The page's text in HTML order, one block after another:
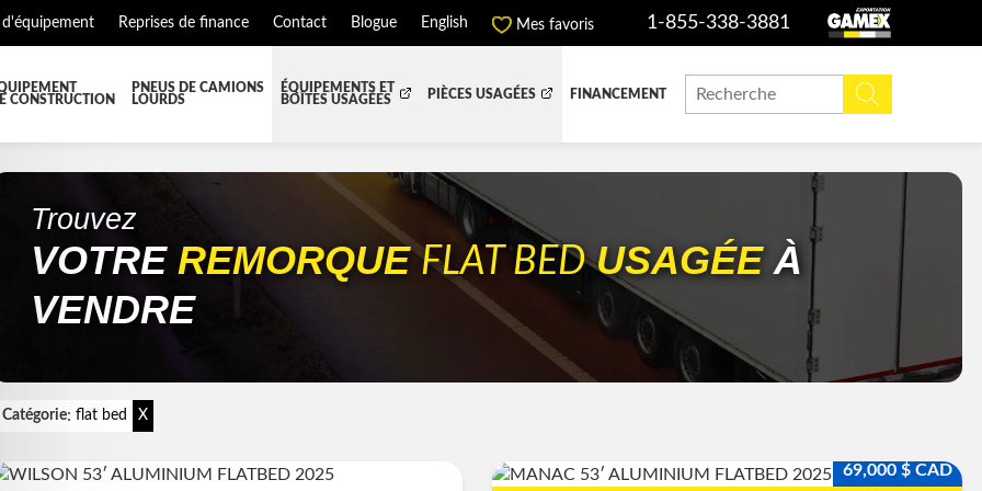
d'équipement Reprises de finance Contact Blogue English Mes favoris 1-855-338-3881
CONSTRUCTION
PNEUS DE CAMIONS
LOURDS
ÉQUIPEMENTS ET
BOÎTES USAGÉES
MACHINERIE ET AGRICOLE
ÉQUIPEMENT À NEIGE
PIÈCES USAGÉES
ET PIÈCES DE CABINE
HIAB-AND-BOOM
DE CABINE RADIATEUR ET PIÈCES DE RADIATEURS
REMORQUE SYSTÈME POST-TRAITEMENT (DEF/DPF)
DE CHASSIS
FINANCEMENT
Trouvez
VOTREREMORQUEFLAT BEDUSAGÉEÀ
VENDRE
Catégorie:flat bed X
69,000 $ CAD